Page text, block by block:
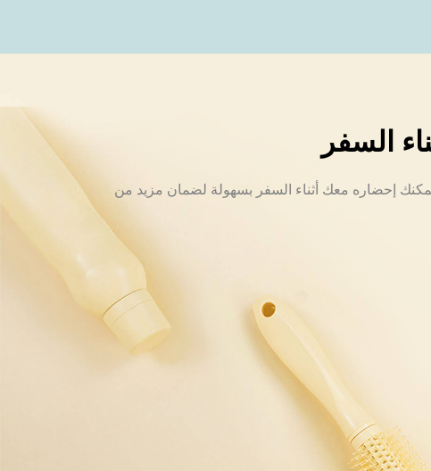
السفر
إحضاره معك أثناء السفر بسهولة لضمان مزيد من